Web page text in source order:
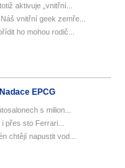
aktivuje „vnitřní...
vnitřní geek zemře...
ho mohou rodič...
Nadace EPCG
s milion...
přes sto Ferrari...
chtějí napustit vod...